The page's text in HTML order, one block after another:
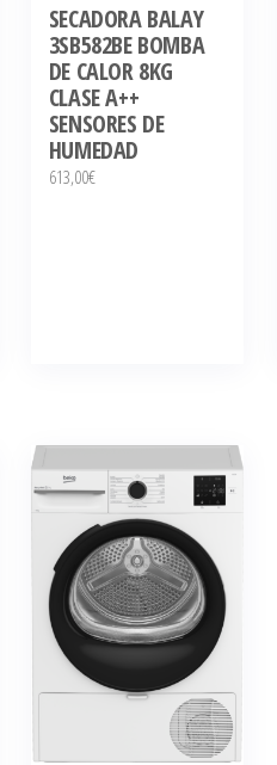
SECADORA BALAY
3SB582BE BOMBA
DE CALOR 8KG
CLASE A++
SENSORES DE
HUMEDAD
613,00€